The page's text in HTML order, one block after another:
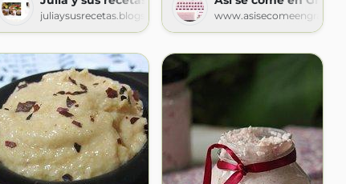
juliaysusrecetas.blogspot.com